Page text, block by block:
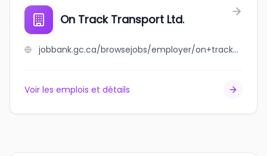
On Track Transport Ltd.
jobbank.gc.ca/browsejobs/employer/on+track+transport+ltd./ca
Voir les emplois et détails